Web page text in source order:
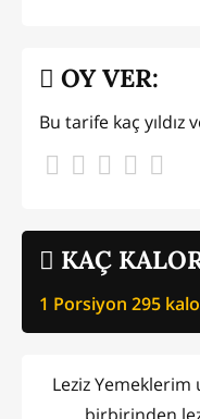
KAÇ
1 Porsiyon 295
OY VER:
Bu tarife kaç yıldız
Leziz Yemeklerim
birbirinden